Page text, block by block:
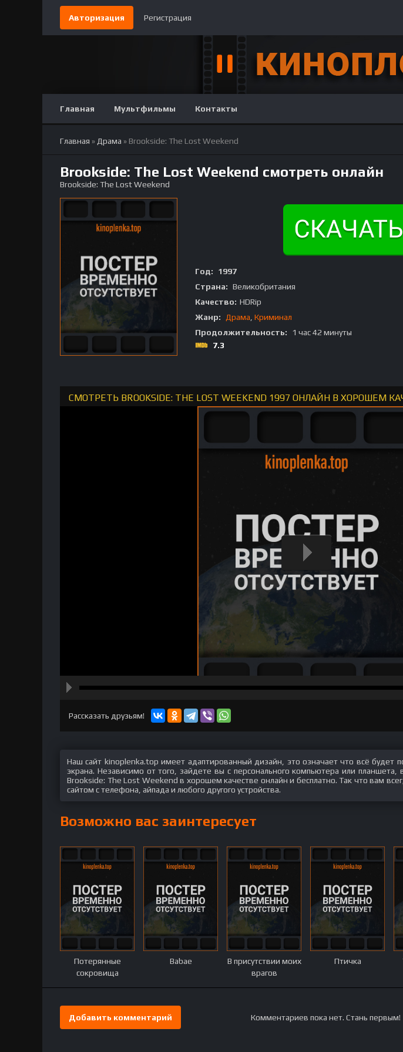
Авторизация Регистрация
Главная Мультфильмы Контакты
Главная » Драма » Brookside: The Lost Weekend
Brookside: The Lost Weekend смотреть онлайн
Brookside: The Lost Weekend
Год:
1997
Страна: Великобритания
Качество: HDRip
Жанр:
Драма Криминал
Продолжительность:
1 час 42 минуты
7.3
СМОТРЕТЬ BROOKSIDE: THE LOST WEEKEND 1997 ОНЛАЙН В ХОРОШЕМ
Рассказать друзьям!
Наш сайт kinoplenka.top имеет адаптированный дизайн, это означает что всё будет
экрана. Независимо от того, зайдете вы с персонального компьютера или
Brookside: The Lost Weekend в хорошем качестве онлайн и бесплатно. Так что вам
сайтом с телефона, айпада и любого другого устройства.
Возможно вас заинтересует
Потерянные
сокровища
Babae
В присутствии моих
врагов
Птичка
Добавить комментарий Комментариев пока нет. Стань первым!